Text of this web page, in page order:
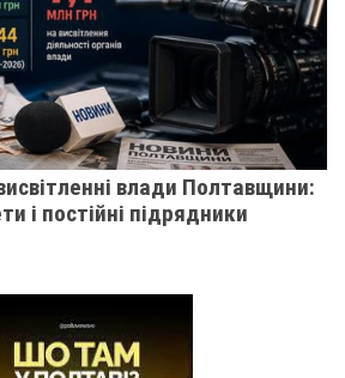
влади Полтавщини:
і постійні підрядники